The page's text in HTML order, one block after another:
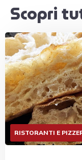
Scopri
RISTORANTI E